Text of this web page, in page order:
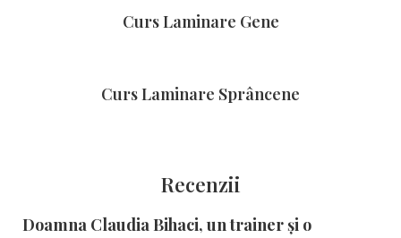
Curs Laminare Gene
Curs Laminare Sprâncene
Recenzii
Doamna Claudia Bihaci, un trainer și o